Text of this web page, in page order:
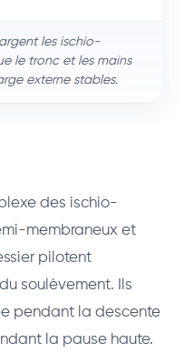
les ischio-
le tronc et les mains
externe stables.
des ischio-
membraneux et
pilotent
soulèvement. Ils
pendant la descente
la pause haute.